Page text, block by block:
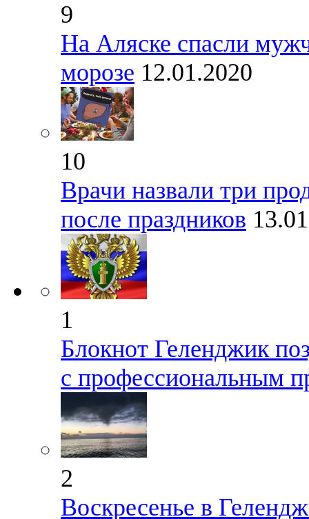
9
На Аляске спасли
морозе 12.01.2020
10
Врачи назвали три
после праздников
1
Блокнот Геленджик
с профессиональным
2
Воскресенье в